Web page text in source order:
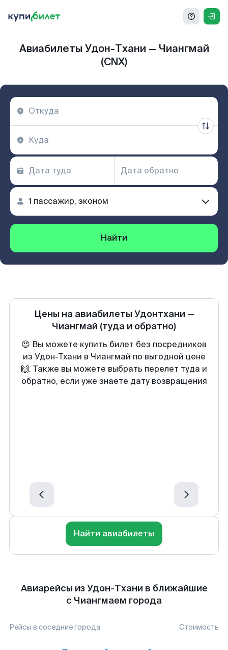
Авиабилеты Удон-Тхани — Чиангмай
(CNX)
Найти
Цены на авиабилеты Удонтхани —
Чиангмай (туда и обратно)
😍 Вы можете купить билет без посредников
из Удон-Тхани в Чиангмай по выгодной цене
🙌. Также вы можете выбрать перелет туда и
обратно, если уже знаете дату возвращения
Найти авиабилеты
Авиарейсы из Удон-Тхани в ближайшие
с Чиангмаем города
Рейсы в соседние города Стоимость